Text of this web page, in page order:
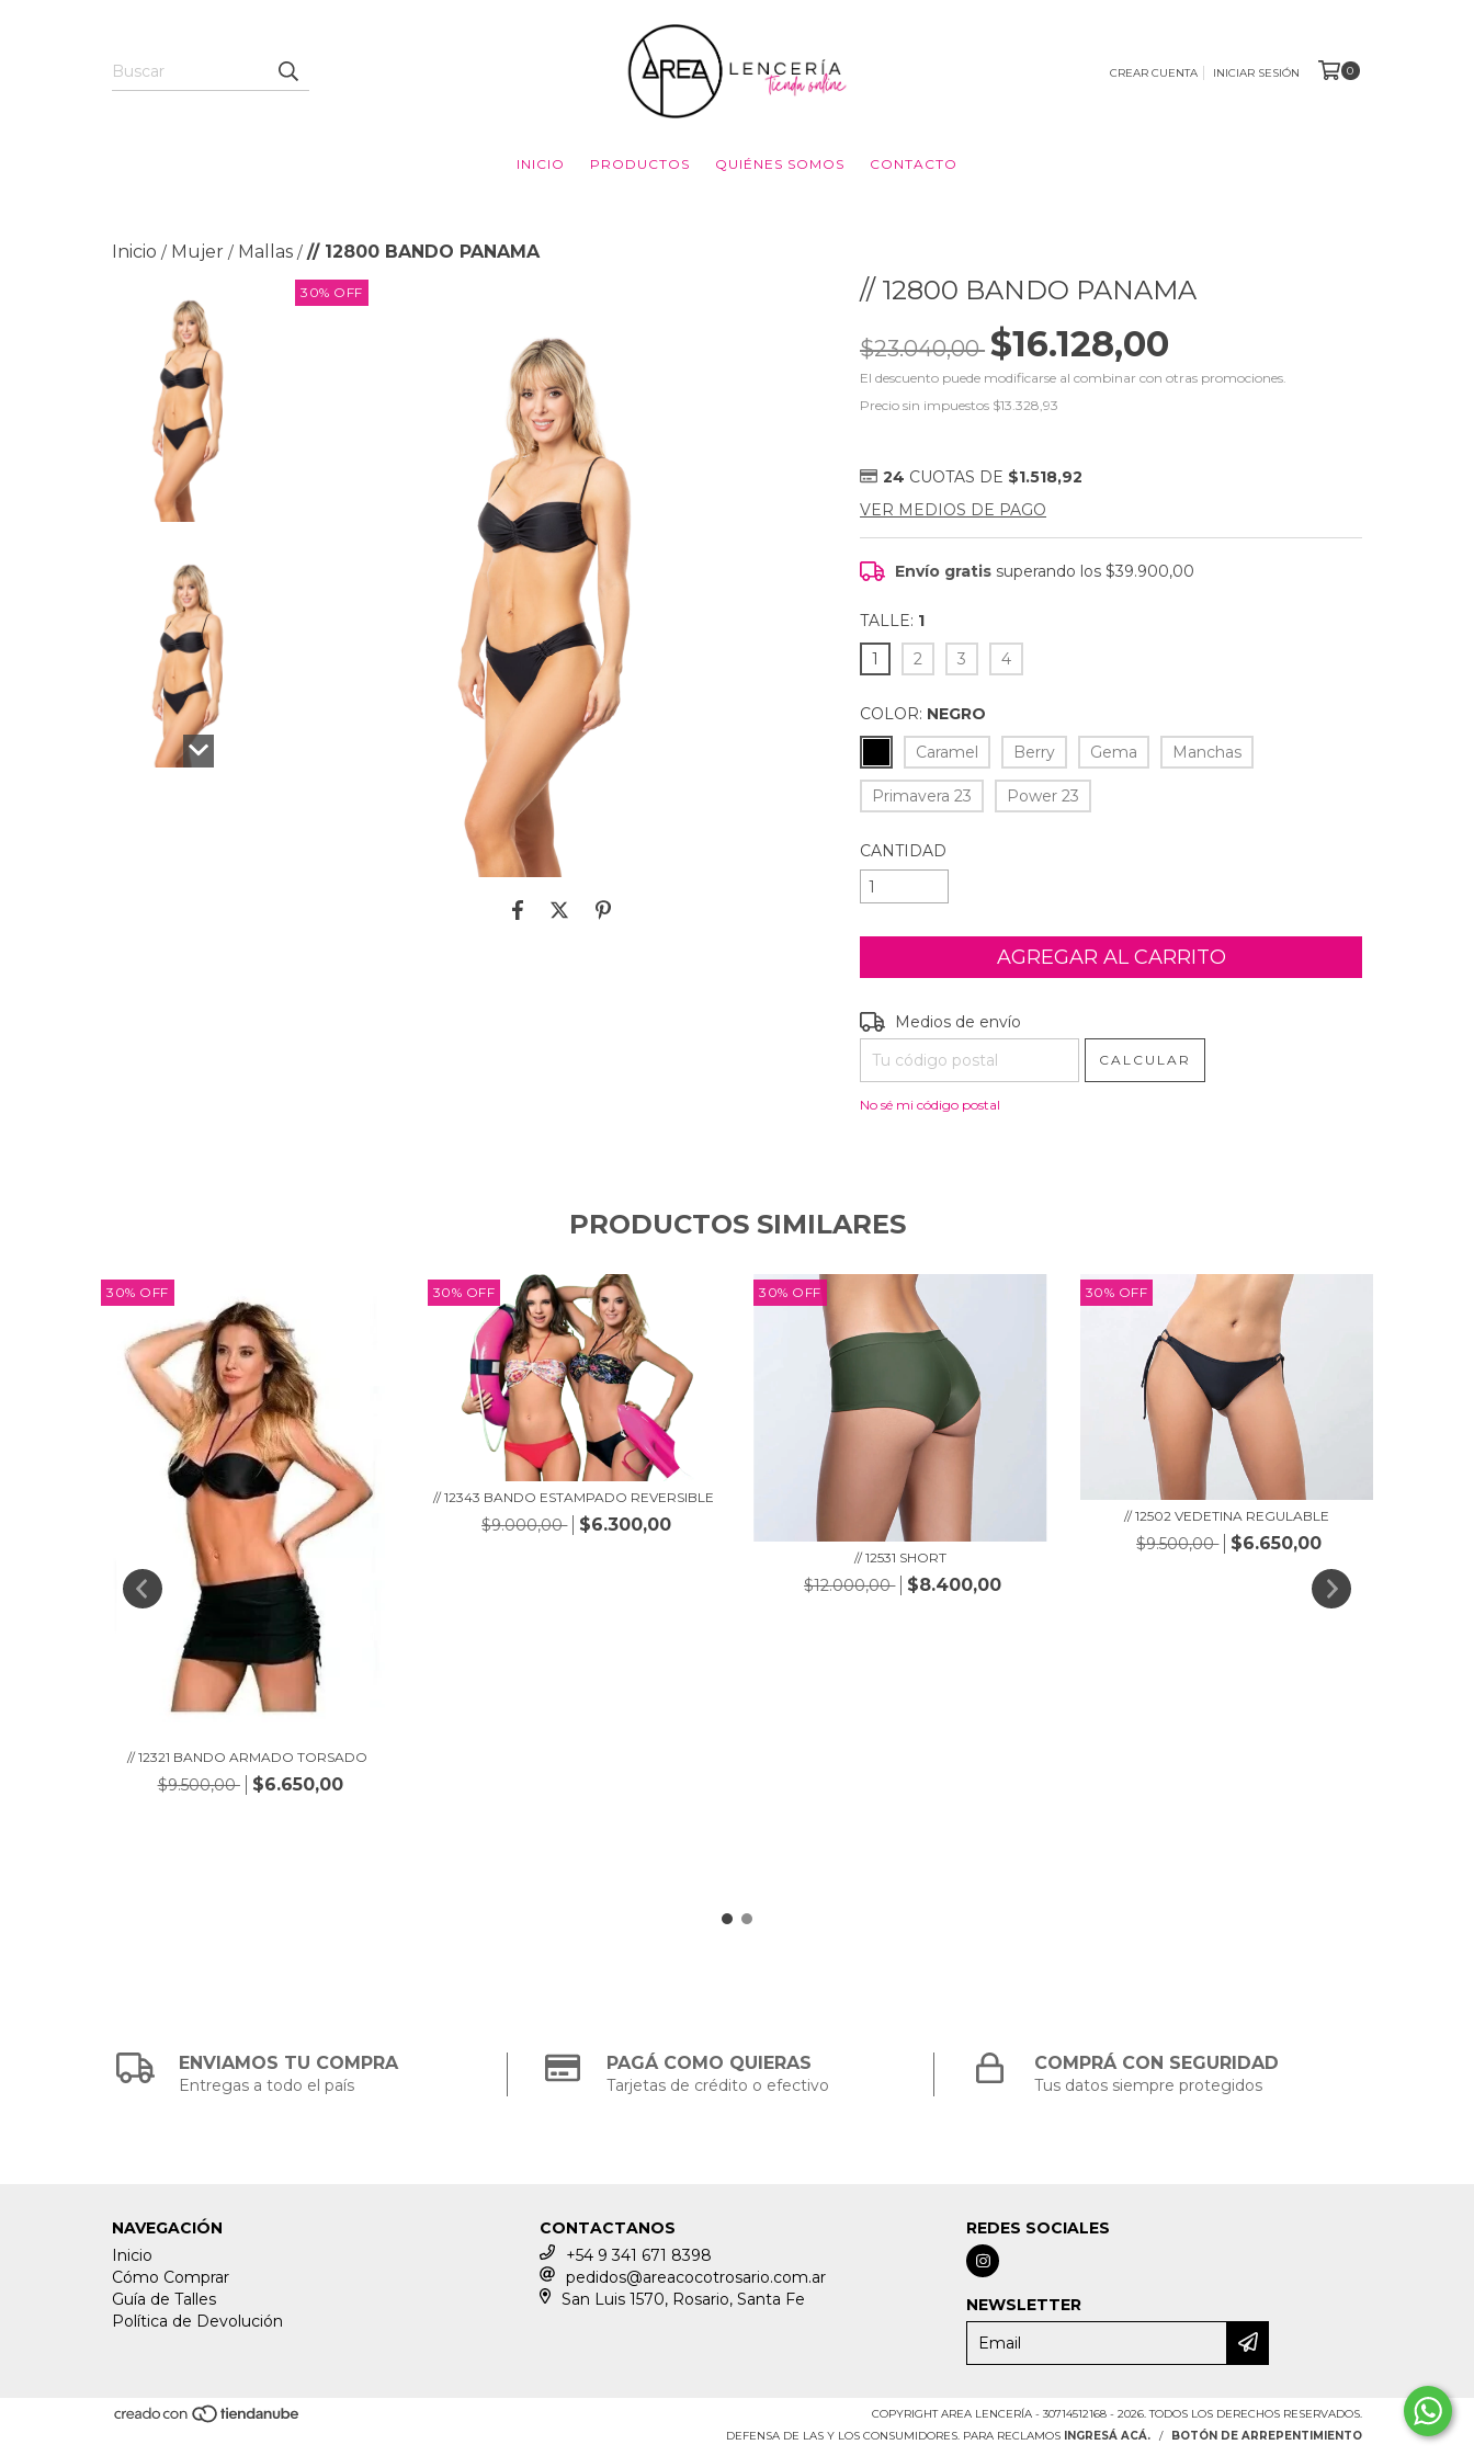
CREAR CUENTA INICIAR SESIÓN 0
INICIO PRODUCTOS QUIÉNES SOMOS CONTACTO
Inicio / Mujer / Mallas / // 12800 BANDO PANAMA
30% OFF // 12800 BANDO PANAMA
$23.040,00 $16.128,00
El descuento puede modificarse al combinar con otras promociones.
Precio sin impuestos $13.328,93
24 CUOTAS DE $1.518,92
VER MEDIOS DE PAGO
Envío gratis superando los$39.900,00
TALLE: 1
1
2 3 4
COLOR: NEGRO
Caramel
Berry Gema Manchas
Primavera 23 Power 23
CANTIDAD
Entregas para el CP:
Medios de envío
CALCULAR
No sé mi código postal
PRODUCTOS SIMILARES
30% OFF
// 12321 BANDO ARMADO TORSADO
$9.500,00 $6.650,00
30% OFF
// 12343 BANDO ESTAMPADO REVERSIBLE
$9.000,00 $6.300,00
30% OFF
// 12531 SHORT
$12.000,00 $8.400,00
30% OFF
// 12502 VEDETINA REGULABLE
$9.500,00 $6.650,00
ENVIAMOS TU COMPRA
Entregas a todo el país
PAGÁ COMO QUIERAS
Tarjetas de crédito o efectivo
COMPRÁ CON SEGURIDAD
Tus datos siempre protegidos
NAVEGACIÓN
Inicio
Cómo Comprar
Guía de Talles
Política de Devolución
CONTACTANOS
+54 9 341 671 8398
pedidos@areacocotrosario.com.ar
San Luis 1570, Rosario, Santa Fe
REDES SOCIALES
NEWSLETTER
COPYRIGHT AREA LENCERÍA - 30714512168 - 2026. TODOS LOS DERECHOS RESERVADOS.
DEFENSA DE LAS Y LOS CONSUMIDORES. PARA RECLAMOS INGRESÁ ACÁ. / BOTÓN DE ARREPENTIMIENTO